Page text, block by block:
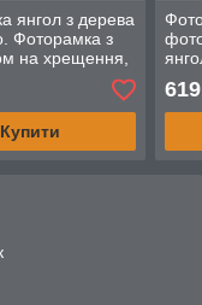
янгол з дерева
Фоторамка з
на хрещення,
на
Купити
на
619